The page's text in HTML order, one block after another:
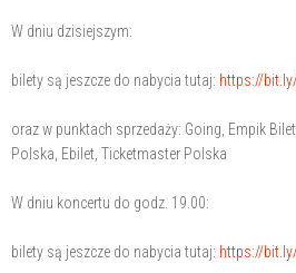
W dniu dzisiejszym:
bilety są jeszcze do nabycia tutaj: https://bit.ly/
oraz w punktach sprzedaży: Going, Empik
Polska, Ebilet, Ticketmaster Polska
W dniu koncertu do godz. 19.00:
bilety są jeszcze do nabycia tutaj: https://bit.ly/